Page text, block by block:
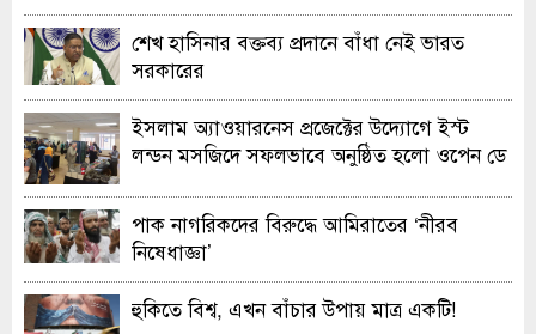
শেখ হাসিনার বক্তব্য প্রদানে বাঁধা নেই ভারত
সরকারের
ইসলাম অ্যাওয়ারনেস প্রজেক্টের উদ্যোগে ইস্ট
লন্ডন মসজিদে সফলভাবে অনুষ্ঠিত হলো ওপেন ডে
পাক নাগরিকদের বিরুদ্ধে আমিরাতের ‘নীরব
নিষেধাজ্ঞা’
হুকিতে বিশ্ব, এখন বাঁচার উপায় মাত্র একটি!